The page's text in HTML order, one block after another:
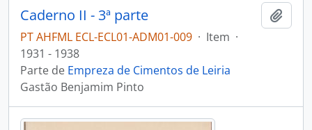
Caderno II - 3ª parte
PT AHFML ECL-ECL01-ADM01-009 · Item ·
1931 - 1938
Parte de Empreza de Cimentos de Leiria
Gastão Benjamim Pinto